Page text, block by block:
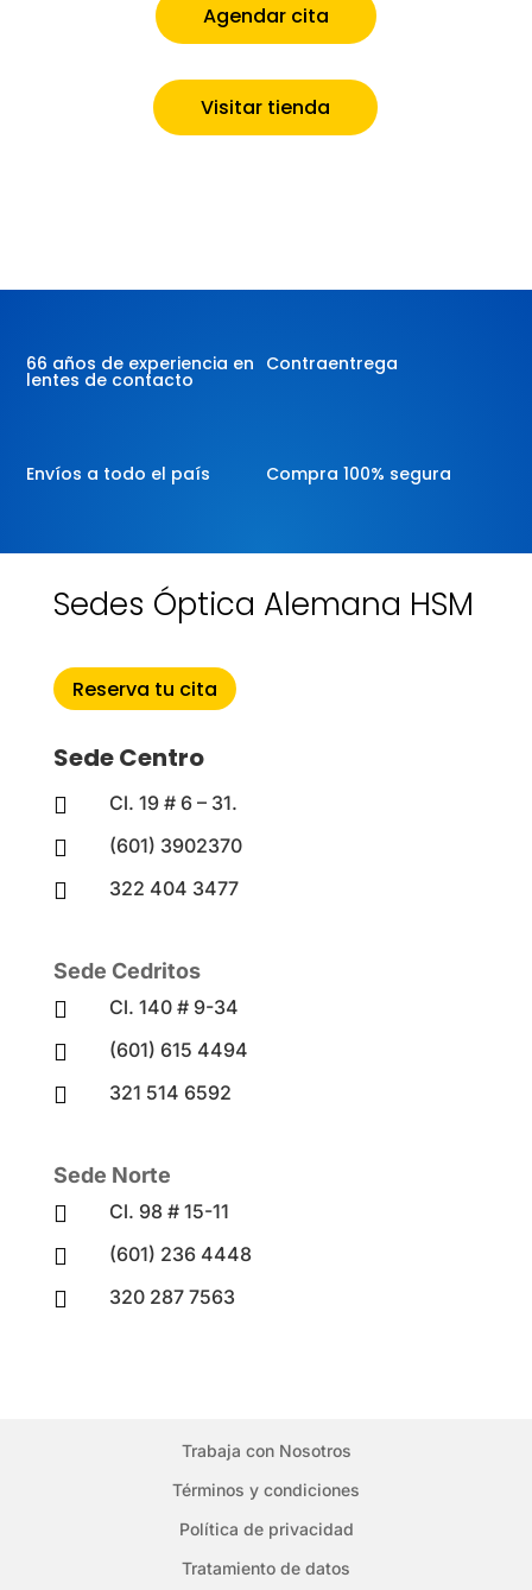
Agendar cita
Visitar tienda
66 años de experiencia en
lentes de contacto
Contraentrega
Envíos a todo el país Compra 100% segura
Sedes Óptica Alemana HSM
Reserva tu cita
Sede Centro
 Cl. 19 # 6 – 31.
 (601) 3902370
 322 404 3477
Sede Cedritos
 Cl. 140 # 9-34
 (601) 615 4494
 321 514 6592
Sede Norte
 Cl. 98 # 15-11
 (601) 236 4448
 320 287 7563
Trabaja con Nosotros
Términos y condiciones
Política de privacidad
Tratamiento de datos